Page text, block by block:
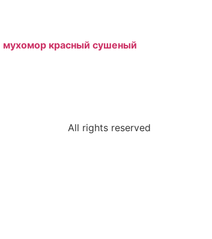
мухомор красный сушеный
All rights reserved